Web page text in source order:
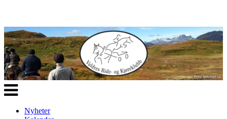
Veksle
navigasjon
Nyheter